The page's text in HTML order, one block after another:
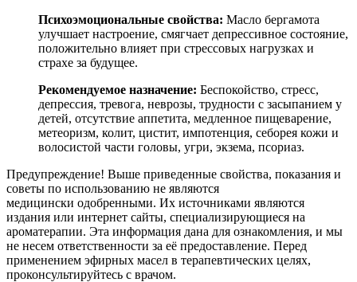
Психоэмоциональные свойства: Масло бергамота
улучшает настроение, смягчает депрессивное состояние,
положительно влияет при стрессовых нагрузках и
страхе за будущее.
Рекомендуемое назначение: Беспокойство, стресс,
депрессия, тревога, неврозы, трудности с засыпанием у
детей, отсутствие аппетита, медленное пищеварение,
метеоризм, колит, цистит, импотенция, себорея кожи и
волосистой части головы, угри, экзема, псориаз.
Предупреждение! Выше приведенные свойства, показания и
советы по использованию не являются
медицински одобренными. Их источниками являются
издания или интернет сайты, специализирующиеся на
ароматерапии. Эта информация дана для ознакомления, и мы
не несем ответственности за её предоставление. Перед
применением эфирных масел в терапевтических целях,
проконсультируйтесь с врачом.